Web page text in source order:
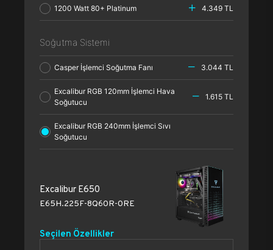
1200 Watt 80+ Platinum 4.349 TL
Soğutma Sistemi
Casper İşlemci Soğutma Fanı 3.044 TL
Excalibur RGB 120mm İşlemci Hava
Soğutucu
1.615 TL
Excalibur RGB 240mm İşlemci Sıvı
Soğutucu
Excalibur E650
E65H.225F-8Q60R-0RE
Seçilen Özellikler